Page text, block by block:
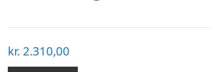
kr. 2.310,00